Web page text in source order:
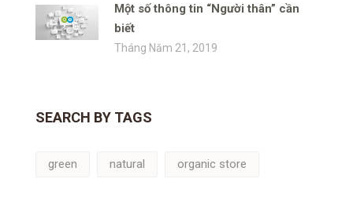
Một số thông tin “Người thân” cần
biết
Tháng Năm 21, 2019
SEARCH BY TAGS
green natural organic store